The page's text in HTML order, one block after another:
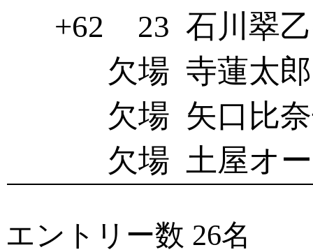
+62
23 石川翠
欠場 寺蓮太郎
欠場 矢口比
欠場 土屋オ
エントリー数 26名